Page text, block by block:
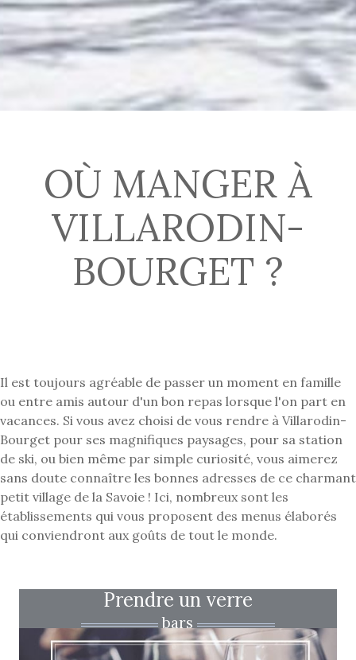
OÙ MANGER À
VILLARODIN-
BOURGET ?
Il est toujours agréable de passer un moment en famille
ou entre amis autour d'un bon repas lorsque l'on part en
vacances. Si vous avez choisi de vous rendre à Villarodin-
Bourget pour ses magnifiques paysages, pour sa station
de ski, ou bien même par simple curiosité, vous aimerez
sans doute connaître les bonnes adresses de ce charmant
petit village de la Savoie ! Ici, nombreux sont les
établissements qui vous proposent des menus élaborés
qui conviendront aux goûts de tout le monde.
Prendre un verre
bars